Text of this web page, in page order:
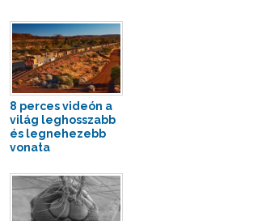
8 perces videón a
világ leghosszabb
és legnehezebb
vonata